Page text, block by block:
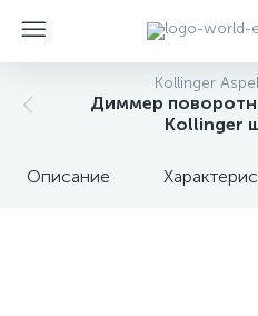
Kollinger
Диммер
Kollinger
Описание